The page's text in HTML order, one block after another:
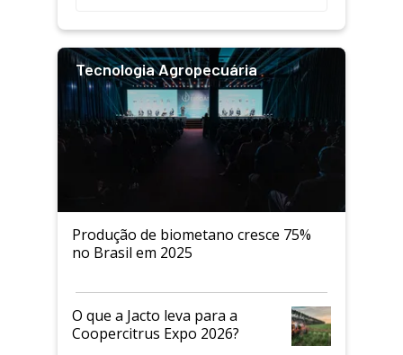
Tecnologia Agropecuária
Produção de biometano cresce 75%
no Brasil em 2025
O que a Jacto leva para a
Coopercitrus Expo 2026?